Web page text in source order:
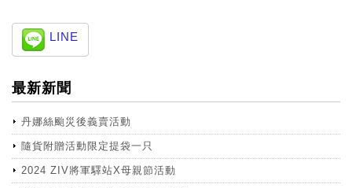
LINE
最新新聞
丹娜絲颱災後義賣活動
隨貨附贈活動限定提袋一只
2024 ZIV將軍驛站X母親節活動